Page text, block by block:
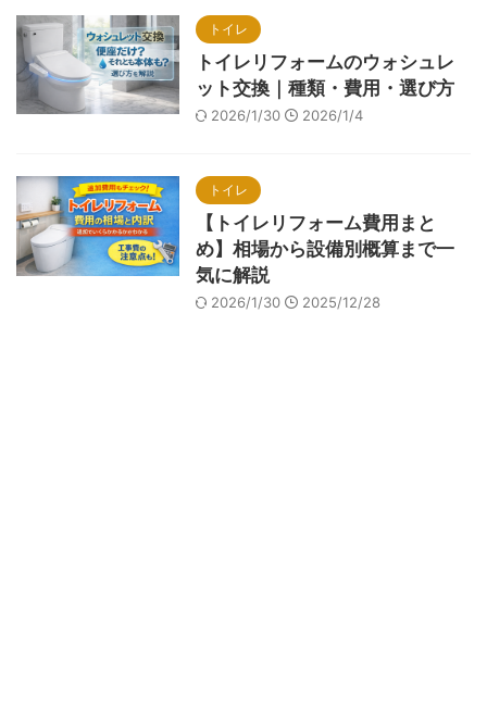
トイレ
トイレリフォームのウォシュレ
ット交換｜種類・費用・選び方
2026/1/30 2026/1/4
トイレ
【トイレリフォーム費用まと
め】相場から設備別概算まで一
気に解説
2026/1/30 2025/12/28